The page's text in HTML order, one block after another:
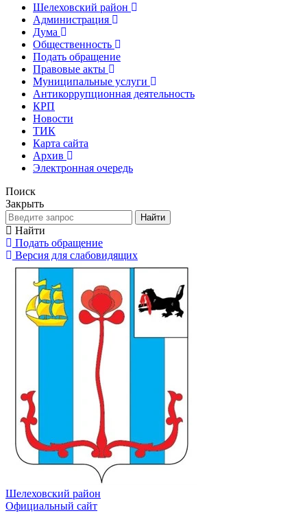
Шелеховский район
Администрация
Дума
Общественность
Подать обращение
Правовые акты
Муниципальные услуги
Антикоррупционная деятельность
КРП
Новости
ТИК
Карта сайта
Архив
Электронная очередь
Поиск
Закрыть
Найти
Найти
Подать обращение
Версия для слабовидящих
Шелеховский район
Официальный сайт